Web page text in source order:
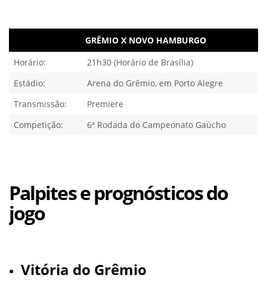
GRÊMIO X NOVO HAMBURGO
Horário:
21h30 (Horário de Brasília)
Estádio:
Arena do Grêmio, em Porto Alegre
Transmissão:
Premiere
Competição:
6ª Rodada do Campeonato Gaúcho
Palpites e prognósticos do
jogo
Vitória do Grêmio